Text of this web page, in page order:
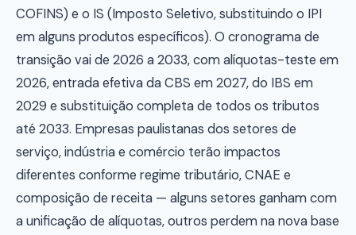
COFINS) e o IS (Imposto Seletivo, substituindo o IPI
em alguns produtos específicos). O cronograma de
transição vai de 2026 a 2033, com alíquotas-teste em
2026, entrada efetiva da CBS em 2027, do IBS em
2029 e substituição completa de todos os tributos
até 2033. Empresas paulistanas dos setores de
serviço, indústria e comércio terão impactos
diferentes conforme regime tributário, CNAE e
composição de receita — alguns setores ganham com
a unificação de alíquotas, outros perdem na nova base